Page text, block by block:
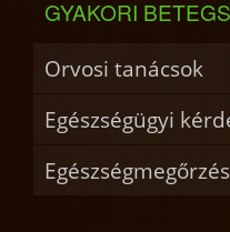
GYAKORI
Orvosi tanácsok
Egészségügyi
Egészségmegőrzés